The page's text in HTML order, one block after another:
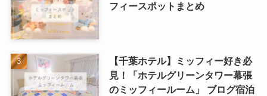
フィースポットまとめ
【千葉ホテル】ミッフィー好き必
見！「ホテルグリーンタワー幕張
のミッフィールーム」 ブログ宿泊